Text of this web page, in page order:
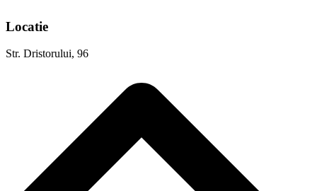
Locatie
Str. Dristorului, 96